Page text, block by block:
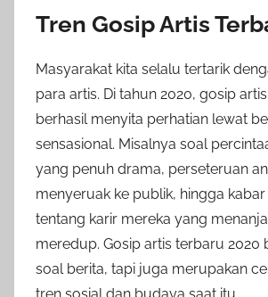
Tren Gosip Artis
Masyarakat kita selalu tertarik
para artis. Di tahun 2020, gosip
berhasil menyita perhatian lewat
sensasional. Misalnya soal
yang penuh drama, perseteruan
menyeruak ke publik, hingga
tentang karir mereka yang
meredup. Gosip artis terbaru 2020
soal berita, tapi juga merupakan